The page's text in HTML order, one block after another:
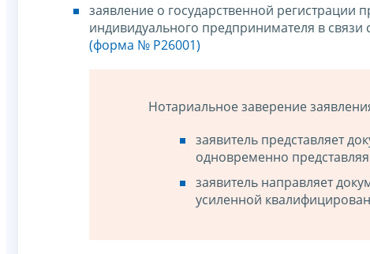
заявление о государственной регистрации
индивидуального предпринимателя в
(форма № Р26001)
Нотариальное заверение
заявитель представляет
одновременно
заявитель направляет
усиленной